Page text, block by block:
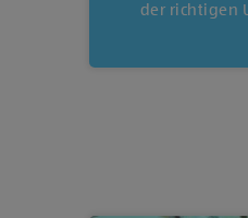
der richtigen